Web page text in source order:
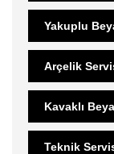
Yakuplu
Arçelik
Kavaklı
Teknik